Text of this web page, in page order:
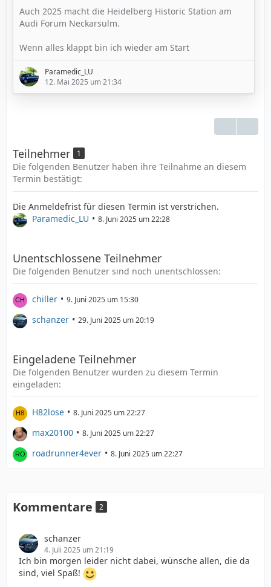
Auch 2025 macht die Heidelberg Historic Station am
Audi Forum Neckarsulm.
Wenn alles klappt bin ich wieder am Start
Paramedic_LU
12. Mai 2025 um 21:34
Teilnehmer 1
Die folgenden Benutzer haben ihre Teilnahme an diesem
Termin bestätigt:
Die Anmeldefrist für diesen Termin ist verstrichen.
Paramedic_LU
8. Juni 2025 um 22:28
Unentschlossene Teilnehmer
Die folgenden Benutzer sind noch unentschlossen:
chiller 9. Juni 2025 um 15:30
schanzer 29. Juni 2025 um 20:19
Eingeladene Teilnehmer
Die folgenden Benutzer wurden zu diesem Termin
eingeladen:
H82lose 8. Juni 2025 um 22:27
max20100 8. Juni 2025 um 22:27
roadrunner4ever 8. Juni 2025 um 22:27
Kommentare 2
schanzer
4. Juli 2025 um 21:19
Ich bin morgen leider nicht dabei, wünsche allen, die da
sind, viel Spaß!